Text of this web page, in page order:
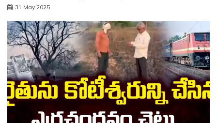
31 May 2025